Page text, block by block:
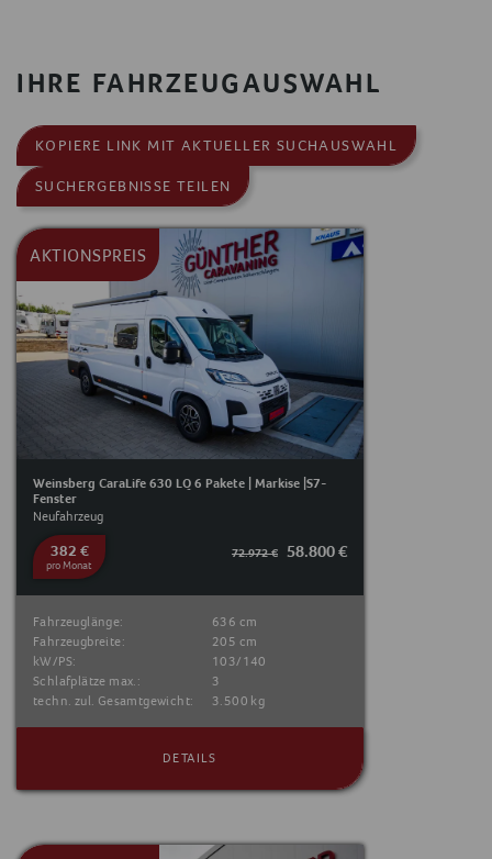
IHRE FAHRZEUGAUSWAHL
KOPIERE LINK MIT AKTUELLER SUCHAUSWAHL
SUCHERGEBNISSE TEILEN
AKTIONSPREIS
Weinsberg CaraLife 630 LQ 6 Pakete | Markise |S7-
Fenster
Neufahrzeug
382 €
pro Monat
58.800 €
72.972 €
Fahrzeuglänge:
636 cm
Fahrzeugbreite:
205 cm
kW/PS:
103/140
Schlafplätze max.:
3
techn. zul. Gesamtgewicht:
3.500 kg
DETAILS